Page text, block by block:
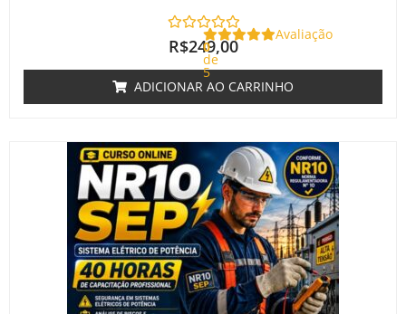
Avaliação
0
de
5
R$249,00
ADICIONAR AO CARRINHO